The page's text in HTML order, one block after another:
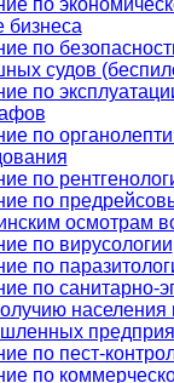
бизнеса
по
судов
по
по
по
по
осмотрам
по вирусологии
по
по санитарно-
населения
по пест-
по